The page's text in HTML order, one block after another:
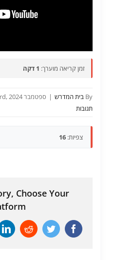
זמן קריאה מוערך: 1 דקה
By בית המדרש | ספטמבר 23rd, 2024
תגובות
צפיות: 16
Choose Your
Facebook
Twitter
Reddit